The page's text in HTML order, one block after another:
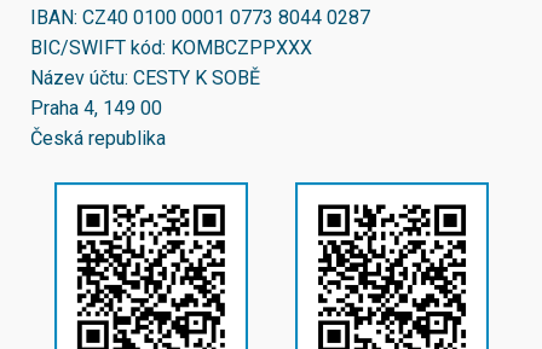
IBAN: CZ40 0100 0001 0773 8044 0287
BIC/SWIFT kód: KOMBCZPPXXX
Název účtu: CESTY K SOBĚ
Praha 4, 149 00
Česká republika